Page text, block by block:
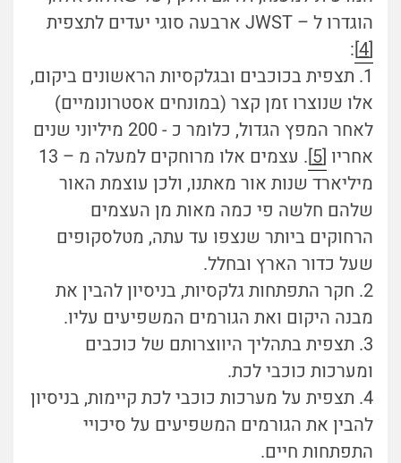
הוגדרו ל – JWST ארבעה סוגי יעדים לתצפית
[4]
:
1. תצפית בכוכבים ובגלקסיות הראשונים ביקום,
אלו שנוצרו זמן קצר (במונחים אסטרונומיים)
לאחר המפץ הגדול, כלומר כ - 200 מיליוני שנים
אחריו [5]
. עצמים אלו מרוחקים למעלה מ – 13
מיליארד שנות אור מאתנו, ולכן עוצמת האור
שלהם חלשה פי כמה מאות מן העצמים
הרחוקים ביותר שנצפו עד עתה, מטלסקופים
שעל כדור הארץ ובחלל.
2. חקר התפתחות גלקסיות, בניסיון להבין את
מבנה היקום ואת הגורמים המשפיעים עליו.
3. תצפית בתהליך היווצרותם של כוכבים
ומערכות כוכבי לכת.
4. תצפית על מערכות כוכבי לכת קיימות, בניסיון
להבין את הגורמים המשפיעים על סיכויי
התפתחות חיים.